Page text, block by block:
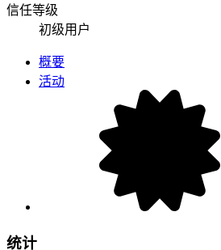
信任等级
初级用户
概要
活动
统计